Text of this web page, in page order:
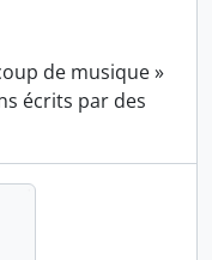
de musique »
écrits par des